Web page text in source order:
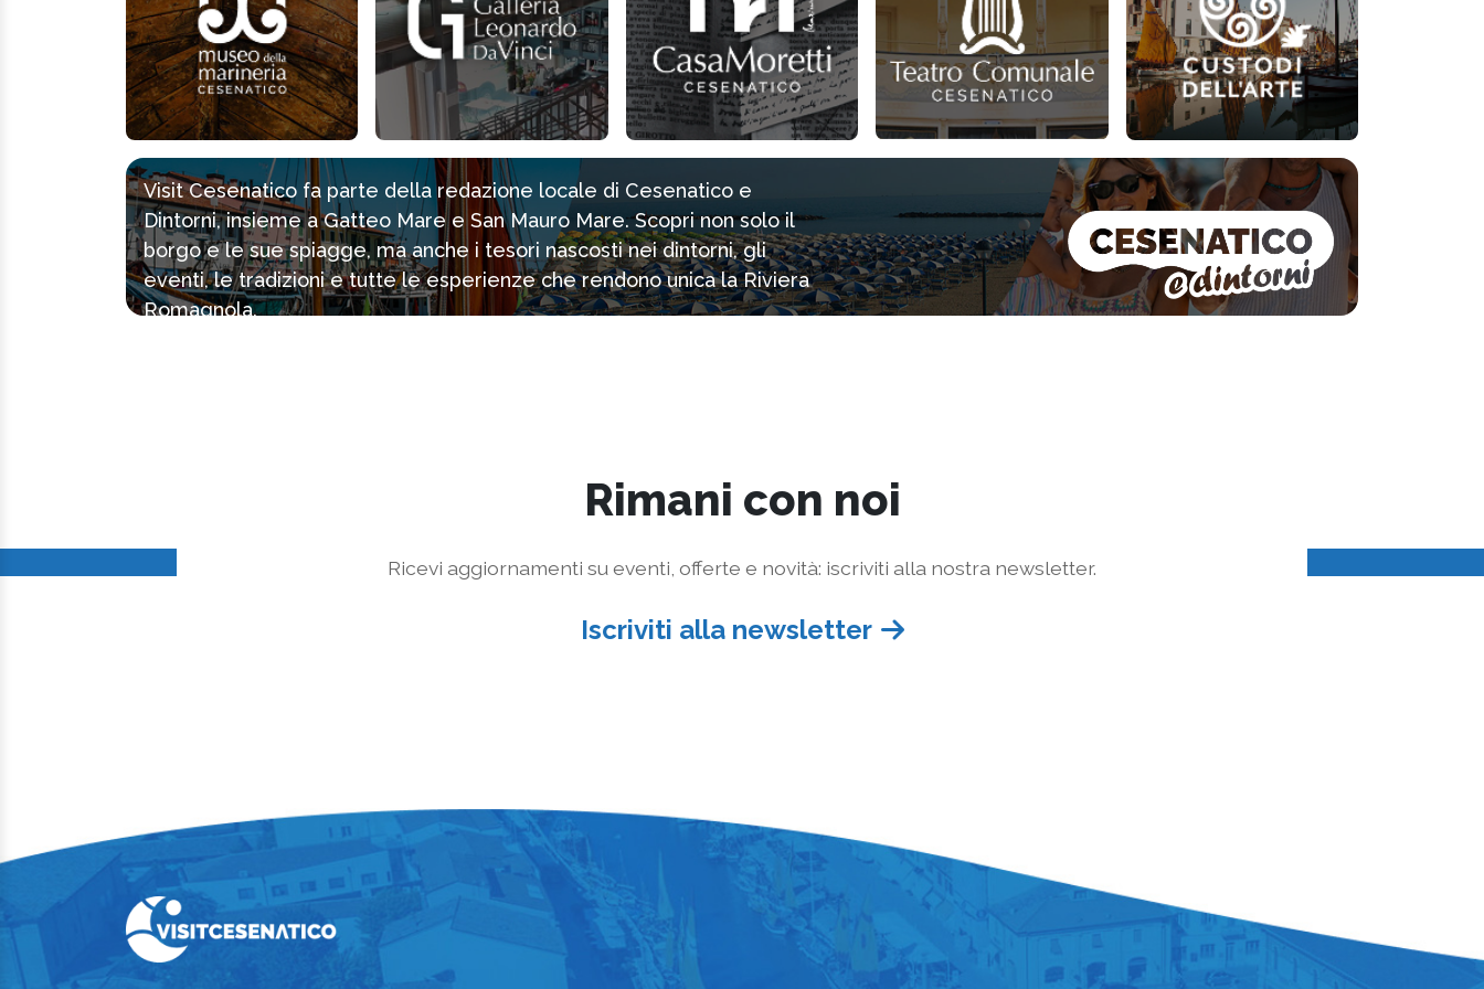
Visit Cesenatico fa parte della redazione locale di Cesenatico e
Dintorni, insieme a Gatteo Mare e San Mauro Mare. Scopri non solo il
borgo e le sue spiagge, ma anche i tesori nascosti nei dintorni, gli
eventi, le tradizioni e tutte le esperienze che rendono unica la Riviera
Romagnola.
Rimani con noi
Ricevi aggiornamenti su eventi, offerte e novità: iscriviti alla nostra newsletter.
Iscriviti alla newsletter